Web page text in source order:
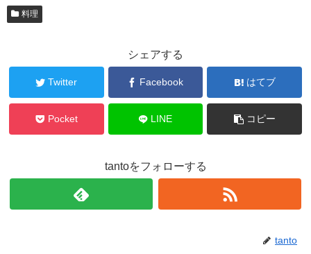
料理
シェアする
Twitter Facebook はてブ
Pocket LINE コピー
tantoをフォローする
tanto